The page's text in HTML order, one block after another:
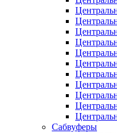
Сабвуферы